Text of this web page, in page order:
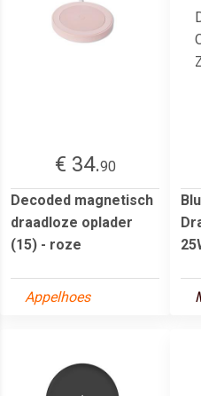
€ 34.90
Decoded magnetisch
draadloze oplader
(15) - roze
Appelhoes